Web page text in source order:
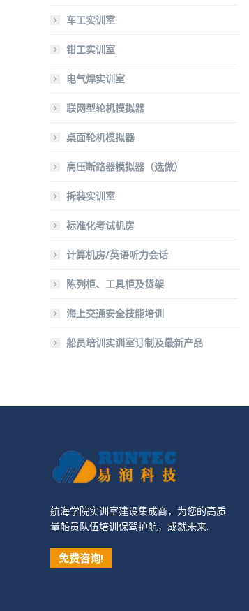
车工实训室
钳工实训室
电气焊实训室
联网型轮机模拟器
桌面轮机模拟器
高压断路器模拟器（选做）
拆装实训室
标准化考试机房
计算机房/英语听力会话
陈列柜、工具柜及货架
海上交通安全技能培训
船员培训实训室订制及最新产品
航海学院实训室建设集成商，为您的高质
量船员队伍培训保驾护航，成就未来.
免费咨询!